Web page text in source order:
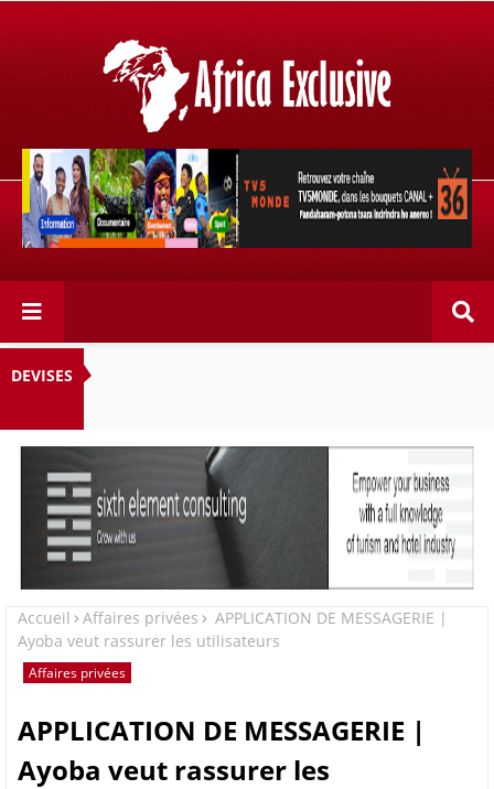
Retrouvez votre chaîne @TV5MONDE, dans les bouquets
CANAL+ 36 . Fandaharam-potoana tsara indrindra ho
anareo!
DEVISES
Accueil Affaires privées
APPLICATION DE MESSAGERIE |
Ayoba veut rassurer les utilisateurs
Affaires privées
APPLICATION DE MESSAGERIE |
Ayoba veut rassurer les